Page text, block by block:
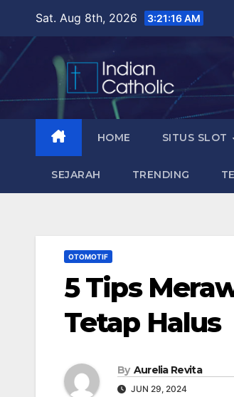
content
Sat. Aug 8th, 2026 3:21:18 AM
HOME SITUS SLOT
SEJARAH TRENDING
OTOMOTIF
5 Tips
Tetap Halus
By Aurelia Revita
JUN 29, 2024